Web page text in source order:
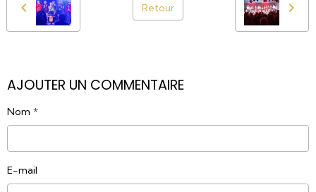
Retour
AJOUTER UN COMMENTAIRE
Nom
E-mail